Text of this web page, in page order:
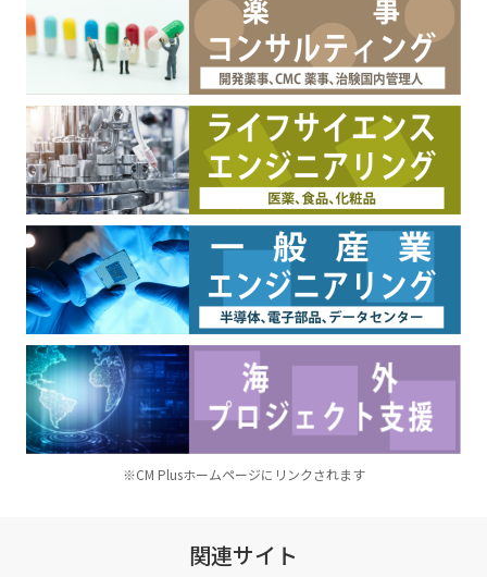
※CM Plusホームページにリンクされます
関連サイト